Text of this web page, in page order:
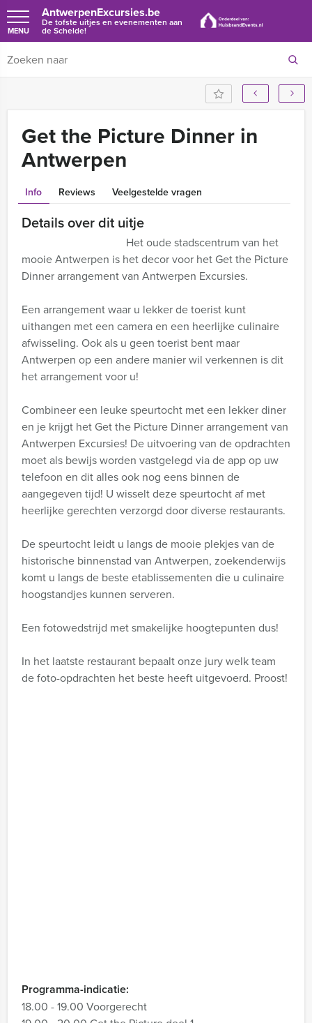
AntwerpenExcursies.be
De tofste uitjes en evenementen aan
de Schelde!
MENU
Get the Picture Dinner in
Antwerpen
Info Reviews Veelgestelde vragen
Details over dit uitje
Het oude stadscentrum van het
mooie Antwerpen is het decor voor het Get the Picture
Dinner arrangement van Antwerpen Excursies.
Een arrangement waar u lekker de toerist kunt
uithangen met een camera en een heerlijke culinaire
afwisseling. Ook als u geen toerist bent maar
Antwerpen op een andere manier wil verkennen is dit
het arrangement voor u!
Combineer een leuke speurtocht met een lekker diner
en je krijgt het Get the Picture Dinner arrangement van
Antwerpen Excursies! De uitvoering van de opdrachten
moet als bewijs worden vastgelegd via de app op uw
telefoon en dit alles ook nog eens binnen de
aangegeven tijd! U wisselt deze speurtocht af met
heerlijke gerechten verzorgd door diverse restaurants.
De speurtocht leidt u langs de mooie plekjes van de
historische binnenstad van Antwerpen, zoekenderwijs
komt u langs de beste etablissementen die u culinaire
hoogstandjes kunnen serveren.
Een fotowedstrijd met smakelijke hoogtepunten dus!
In het laatste restaurant bepaalt onze jury welk team
de foto-opdrachten het beste heeft uitgevoerd. Proost!
Programma-indicatie:
18.00 - 19.00 Voorgerecht